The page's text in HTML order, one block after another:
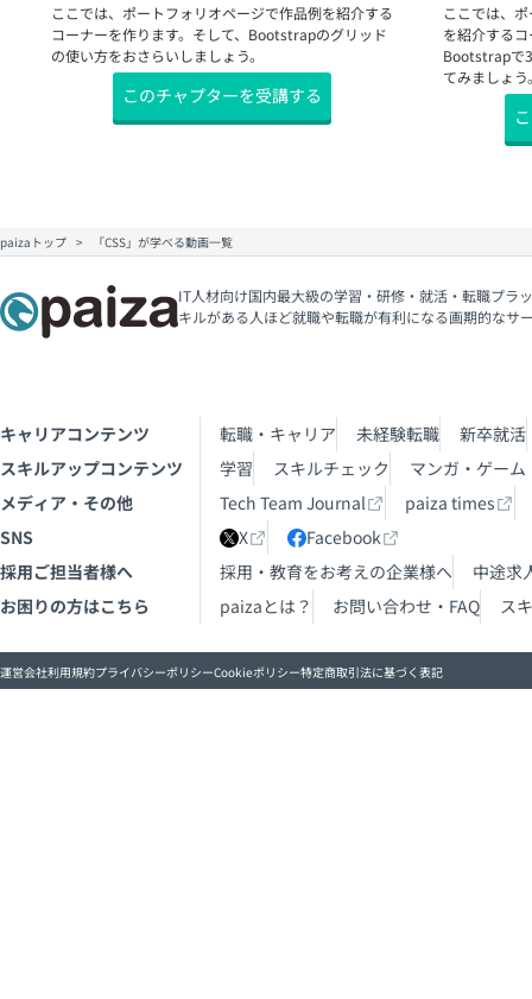
ここでは、ポートフォリオページで作品例を紹介する
コーナーを作ります。そして、Bootstrapのグリッド
の使い方をおさらいしましょう。
このチャプターを受講する
ここでは、
を紹介する
Bootstrapで
てみましょう
paizaトップ 「CSS」が学べる動画一覧
IT人材向け国内最大級の学習・研修・就活・転職プラ
キルがある人ほど就職や転職が有利になる画期的なサ
キャリアコンテンツ 転職・キャリア 未経験転職
新卒就活
スキルアップコンテンツ
学習 スキルチェック
マンガ・ゲーム
メディア・その他
Tech Team Journal
paiza times
SNS
X
Facebook
採用ご担当者様へ
採用・教育をお考えの企業様へ
中途求
お困りの方はこちら
paizaとは？ お問い合わせ・FAQ ス
運営会社利用規約プライバシーポリシーCookieポリシー特定商取引法に基づく表記